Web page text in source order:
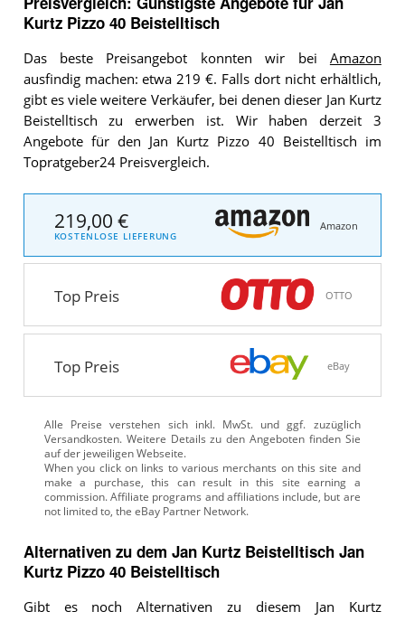
Kurtz Pizzo 40 Beistelltisch
Das beste Preisangebot konnten wir bei Amazon
ausfindig machen: etwa 219 €. Falls dort nicht erhältlich,
gibt es viele weitere Verkäufer, bei denen dieser Jan Kurtz
Beistelltisch zu erwerben ist. Wir haben derzeit 3
Angebote für den Jan Kurtz Pizzo 40 Beistelltisch im
Topratgeber24 Preisvergleich.
219,00 €
KOSTENLOSE LIEFERUNG
Amazon
Top Preis OTTO
Top Preis eBay
Alle Preise verstehen sich inkl. MwSt. und ggf. zuzüglich
Versandkosten. Weitere Details zu den Angeboten finden Sie
auf der jeweiligen Webseite.
Alternativen zu dem Jan Kurtz Beistelltisch Jan
Kurtz Pizzo 40 Beistelltisch
Gibt es noch Alternativen zu diesem Jan Kurtz